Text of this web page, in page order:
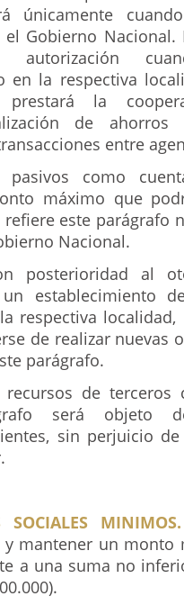
únicamente
Gobierno Nacional.
autorización
en la respectiva
la
de ahorros
entre
pasivos como
máximo que
este parágrafo
Nacional.
posterioridad al
un establecimiento
respectiva
de realizar nuevas
parágrafo.
recursos de
será objeto
sin perjuicio
SOCIALES MINIMOS.
mantener un monto
a una suma no